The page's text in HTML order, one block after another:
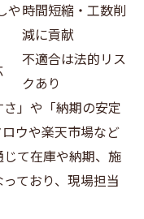
や時間短縮・工数削
減に貢献
不適合は法的リス
クあり
」や「納期の安定
ウや楽天市場など
て在庫や納期、施
ており、現場担当